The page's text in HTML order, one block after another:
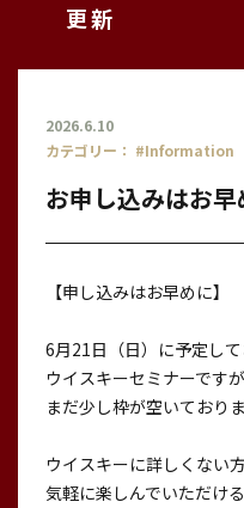
更新
2026.6.10
カテゴリー： #Information
お申し込みはお早
【申し込みはお早めに】
6月21日（日）に予定し
ウイスキーセミナーですが
まだ少し枠が空いておりま
ウイスキーに詳しくない
気軽に楽しんでいただけ